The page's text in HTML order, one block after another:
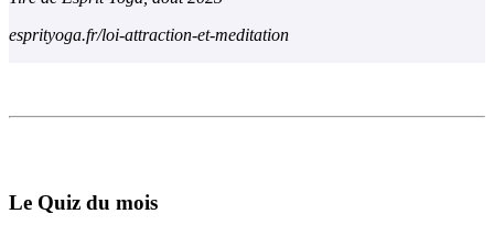
esprityoga.fr/loi-attraction-et-meditation
Le Quiz du mois